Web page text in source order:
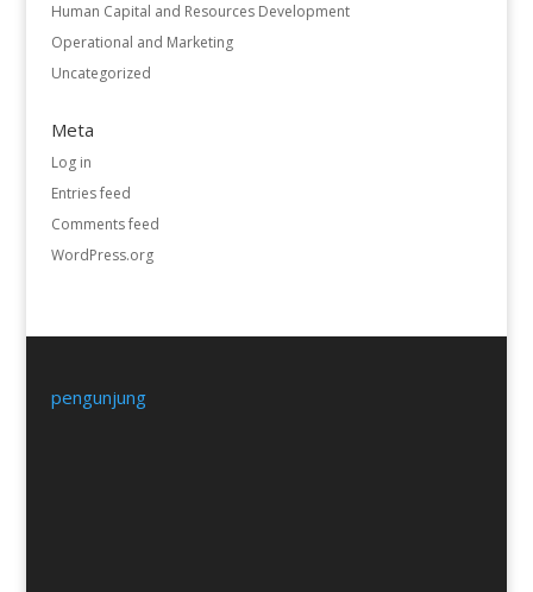
Human Capital and Resources Development
Operational and Marketing
Uncategorized
Meta
Log in
Entries feed
Comments feed
WordPress.org
pengunjung